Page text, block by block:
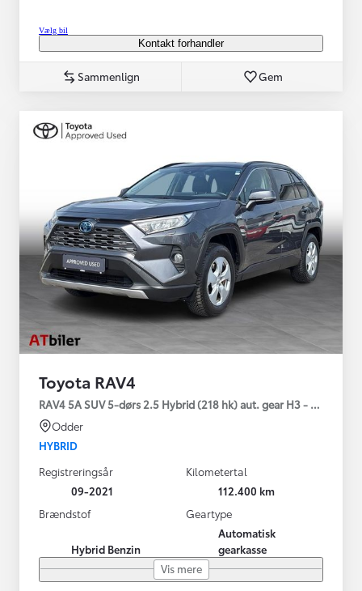
Vælg bil
Kontakt forhandler
Sammenlign Gem
Toyota RAV4
RAV4 5A SUV 5-dørs 2.5 Hybrid (218 hk) aut. gear H3 - Comfort
Odder
HYBRID
Registreringsår
09-2021
Kilometertal
112.400 km
Brændstof
Hybrid Benzin
Geartype
Automatisk
gearkasse
Vis mere